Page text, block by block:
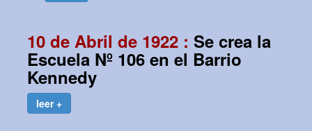
10 de Abril de 1922 : Se crea la
Escuela Nº 106 en el Barrio
Kennedy
leer +